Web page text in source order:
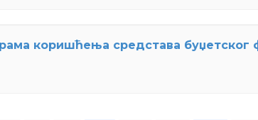
коришћења средстава буџетског